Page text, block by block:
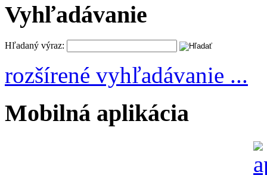
Vyhľadávanie
Hľadaný výraz:
rozšírené vyhľadávanie ...
Mobilná aplikácia